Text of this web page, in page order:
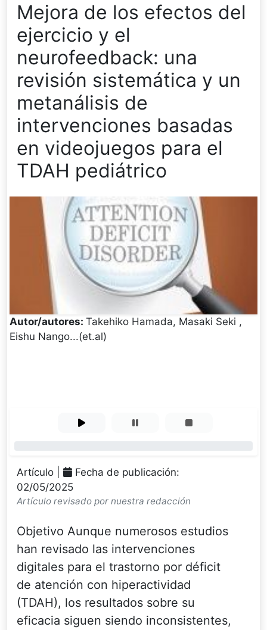
Mejora de los efectos del
ejercicio y el
neurofeedback: una
revisión sistemática y un
metanálisis de
intervenciones basadas
en videojuegos para el
TDAH pediátrico
Autor/autores: Takehiko Hamada, Masaki Seki ,
Eishu Nango...(et.al)
Artículo |
Fecha de publicación:
02/05/2025
Artículo revisado por nuestra redacción
Objetivo Aunque numerosos estudios
han revisado las intervenciones
digitales para el trastorno por déficit
de atención con hiperactividad
(TDAH), los resultados sobre su
eficacia siguen siendo inconsistentes,